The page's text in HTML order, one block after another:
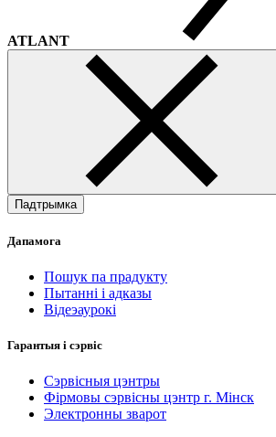
ATLANT
Падтрымка
Дапамога
Пошук па прадукту
Пытанні і адказы
Відеэаурокі
Гарантыя і сэрвіс
Сэрвісныя цэнтры
Фірмовы сэрвісны цэнтр г. Мінск
Электронны зварот